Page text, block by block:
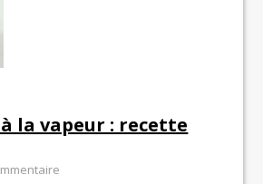
la vapeur : recette